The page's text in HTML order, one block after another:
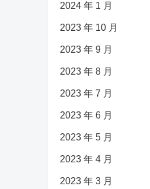
2024 年 1 月
2023 年 10 月
2023 年 9 月
2023 年 8 月
2023 年 7 月
2023 年 6 月
2023 年 5 月
2023 年 4 月
2023 年 3 月